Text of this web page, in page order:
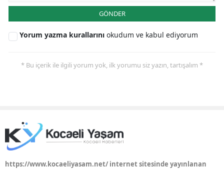
Düzce
GÖNDER
Yorum yazma kurallarını okudum ve kabul ediyorum
* Bu içerik ile ilgili yorum yok, ilk yorumu siz yazın, tartışalım *
https://www.kocaeliyasam.net/ internet sitesinde yayınlanan